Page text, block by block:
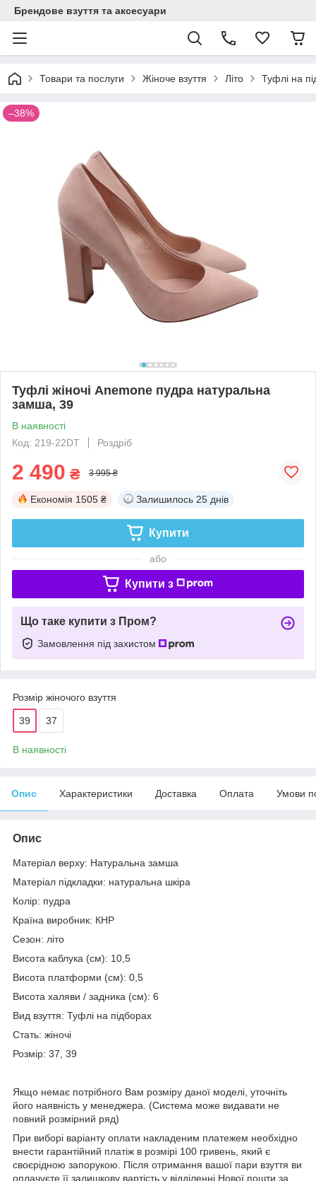
Брендове взуття та аксесуари
Товари та послуги Жіноче взуття Літо Туфлі на
–38%
Туфлі жіночі Anemone пудра натуральна
замша, 39
В наявності
Код: 219-22DT
Роздріб
2 490 ₴ 3 995 ₴
Економія 1505 ₴ Залишилось 25 днів
Купити
або
Купити з
Що таке купити з Пром?
Замовлення під захистом
Розмір жіночого взуття
39 37
В наявності
Опис Характеристики Доставка Оплата Умови
Опис
Матеріал верху: Натуральна замша
Матеріал підкладки: натуральна шкіра
Колір: пудра
Країна виробник: КНР
Сезон: літо
Висота каблука (см): 10,5
Висота платформи (см): 0,5
Висота халяви / задника (см): 6
Вид взуття: Туфлі на підборах
Стать: жіночі
Розмір: 37, 39
Якщо немає потрібного Вам розміру даної моделі, уточніть
його наявність у менеджера. (Система може видавати не
повний розмірний ряд)
При виборі варіанту оплати накладеним платежем необхідно
внести гарантійний платіж в розмірі 100 гривень, який є
своєрідною запорукою. Після отримання вашої пари взуття ви
оплачуєте її залишкову вартість у відділенні Нової пошти за